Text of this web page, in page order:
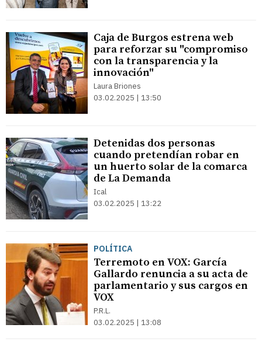
Caja de Burgos estrena web
para reforzar su "compromiso
con la transparencia y la
innovación"
Laura Briones
03.02.2025 | 13:50
Detenidas dos personas
cuando pretendían robar en
un huerto solar de la comarca
de La Demanda
Ical
03.02.2025 | 13:22
POLÍTICA
Terremoto en VOX: García
Gallardo renuncia a su acta de
parlamentario y sus cargos en
VOX
P.R.L.
03.02.2025 | 13:08